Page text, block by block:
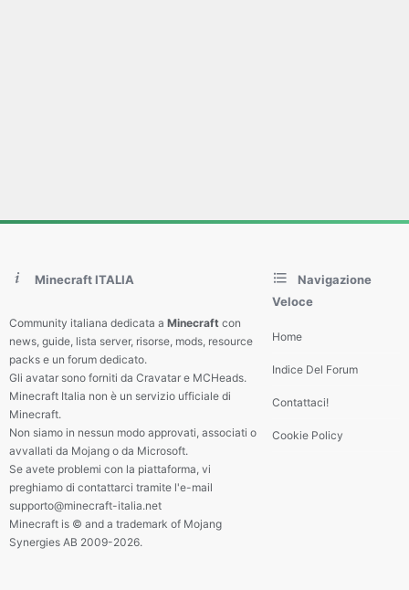
Minecraft ITALIA
Community italiana dedicata a Minecraft con
news, guide, lista server, risorse, mods, resource
packs e un forum dedicato.
Gli avatar sono forniti da Cravatar e MCHeads.
Minecraft Italia non è un servizio ufficiale di
Minecraft.
Non siamo in nessun modo approvati, associati o
avvallati da Mojang o da Microsoft.
Se avete problemi con la piattaforma, vi
preghiamo di contattarci tramite l'e-mail
supporto@minecraft-italia.net
Minecraft is © and a trademark of Mojang
Synergies AB 2009-2026.
Navigazione
Veloce
Home
Indice Del Forum
Contattaci!
Cookie Policy